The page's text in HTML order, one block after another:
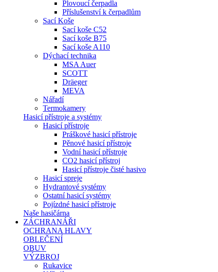
Plovoucí čerpadla
Příslušenství k čerpadlům
Sací Koše
Sací koše C52
Sací koše B75
Sací koše A110
Dýchací technika
MSA Auer
SCOTT
Dräeger
MEVA
Nářadí
Termokamery
Hasicí přístroje a systémy
Hasicí přístroje
Práškové hasicí přístroje
Pěnové hasicí přístroje
Vodní hasicí přístroje
CO2 hasicí přístroj
Hasicí přístroje čisté hasivo
Hasicí spreje
Hydrantové systémy
Ostatní hasicí systémy
Pojízdné hasicí přístroje
Naše hasičárna
ZÁCHRANÁŘI
OCHRANA HLAVY
OBLEČENÍ
OBUV
VÝZBROJ
Rukavice